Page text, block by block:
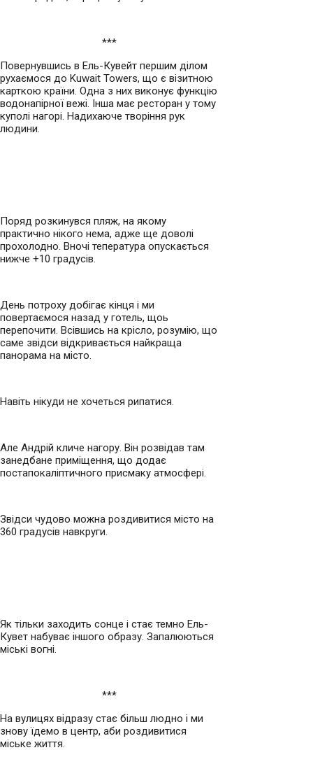
***
Повернувшись в Ель-Кувейт першим ділом
рухаємося до Kuwait Towers, що є візитною
карткою країни. Одна з них виконує функцію
водонапірної вежі. Інша має ресторан у тому
куполі нагорі. Надихаюче творіння рук
людини.
Поряд розкинувся пляж, на якому
практично нікого нема, адже ще доволі
прохолодно. Вночі тепература опускається
нижче +10 градусів.
День потроху добігає кінця і ми
повертаємося назад у готель, щоь
перепочити. Всівшись на крісло, розумію, що
саме звідси відкривається найкраща
панорама на місто.
Навіть нікуди не хочеться рипатися.
Але Андрій кличе нагору. Він розвідав там
занедбане приміщення, що додає
постапокаліптичного присмаку атмосфері.
Звідси чудово можна роздивитися місто на
360 градусів навкруги.
Як тільки заходить сонце і стає темно Ель-
Кувет набуває іншого образу. Запалюються
міські вогні.
***
На вулицях відразу стає більш людно і ми
знову їдемо в центр, аби роздивитися
міське життя.